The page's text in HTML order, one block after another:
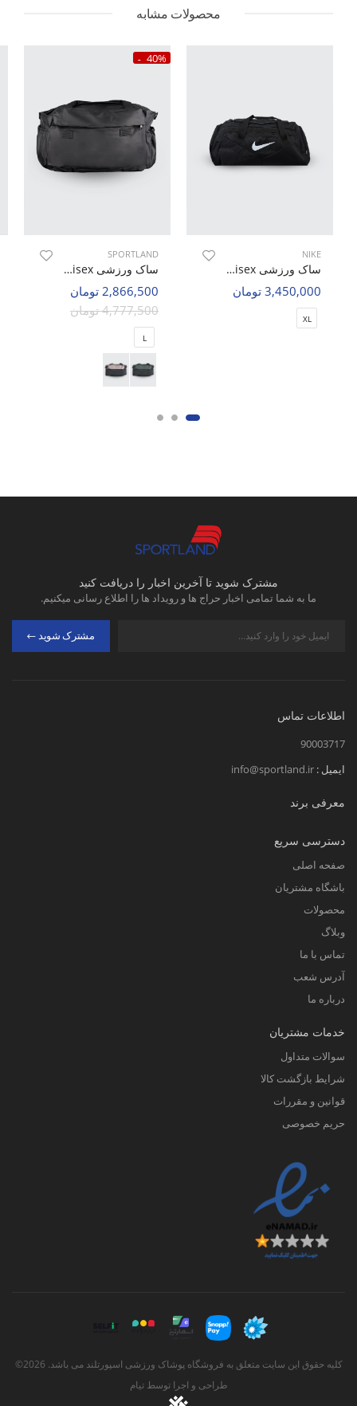
محصولات مشابه
NIKE
ساک ورزشی Unisex نایک Nike Delta U
3,450,000 تومان
XL
40%
SPORTLAND
ساک ورزشی Unisex اسپورتلند Tybum U
2,866,500 تومان
4,777,500 تومان
L
مشترک شوید تا آخرین اخبار را دریافت کنید
ما به شما تمامی اخبار حراج ها و رویداد ها را اطلاع رسانی میکنیم.
مشترک شوید
اطلاعات تماس
90003717
ایمیل : info@sportland.ir
معرفی برند
دسترسی سریع
صفحه اصلی
باشگاه مشتریان
محصولات
وبلاگ
تماس با ما
آدرس شعب
درباره ما
خدمات مشتریان
سوالات متداول
شرایط بازگشت کالا
قوانین و مقررات
حریم خصوصی
کلیه حقوق این سایت متعلق به فروشگاه پوشاک ورزشی اسپورتلند می باشد. 2026©
طراحی و اجرا توسطتیام